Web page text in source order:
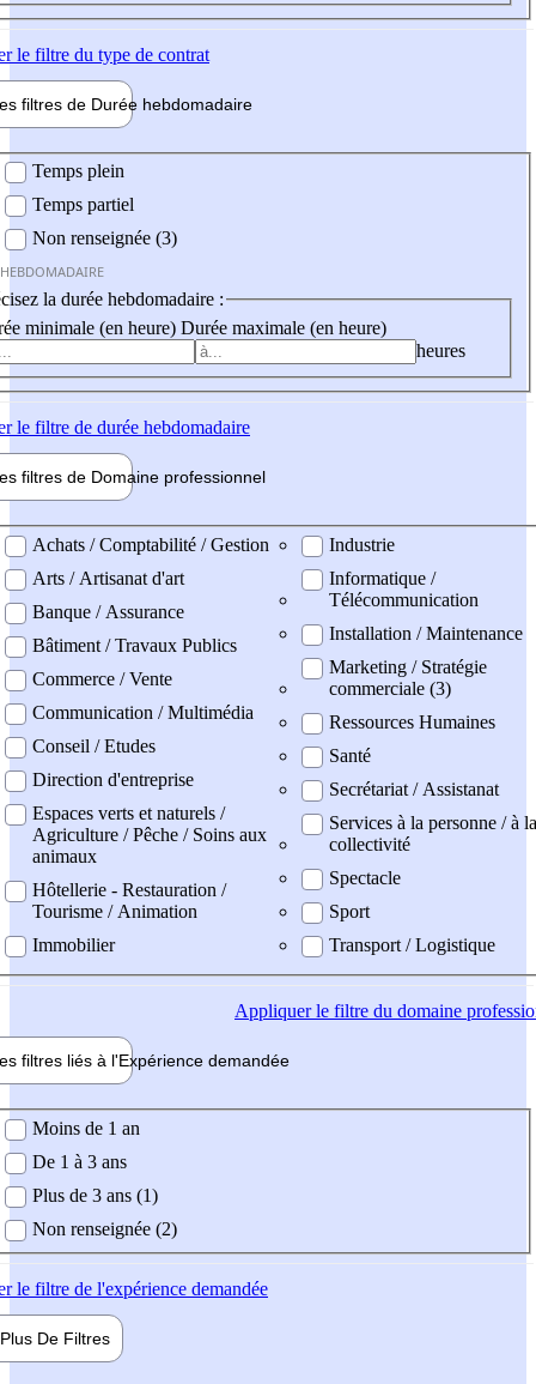
le filtre du type de contrat
filtres de Durée hebdomadaire
Temps plein
Temps partiel
Non renseignée (3)
la durée hebdomadaire :
minimale (en heure) Durée maximale (en heure)
heures
le filtre de durée hebdomadaire
filtres de Domaine professionnel
professionel
Achats / Comptabilité / Gestion
Arts / Artisanat d'art
Banque / Assurance
Bâtiment / Travaux Publics
Commerce / Vente
Communication / Multimédia
Conseil / Etudes
Direction d'entreprise
Espaces verts et naturels /
Agriculture / Pêche / Soins aux
animaux
Hôtellerie - Restauration /
Tourisme / Animation
Immobilier
Industrie
Informatique /
Télécommunication
Installation / Maintenance
Marketing / Stratégie
commerciale (3)
Ressources Humaines
Santé
Secrétariat / Assistanat
Services à la personne / à la
collectivité
Spectacle
Sport
Transport / Logistique
Appliquerle filtre du domaine
filtres liés à l'Expérience demandée
demandée
Moins de 1 an
De 1 à 3 ans
Plus de 3 ans (1)
Non renseignée (2)
le filtre de l'expérience demandée
Plus De Filtres